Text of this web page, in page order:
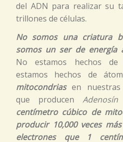
del ADN para realizar su
trillones de células.
No somos una criatura
somos un ser de energía
No estamos hechos de
estamos hechos de
mitocondriasen nuestras
que producen
centímetro cúbico de
producir 10,000 veces
electrones que 1